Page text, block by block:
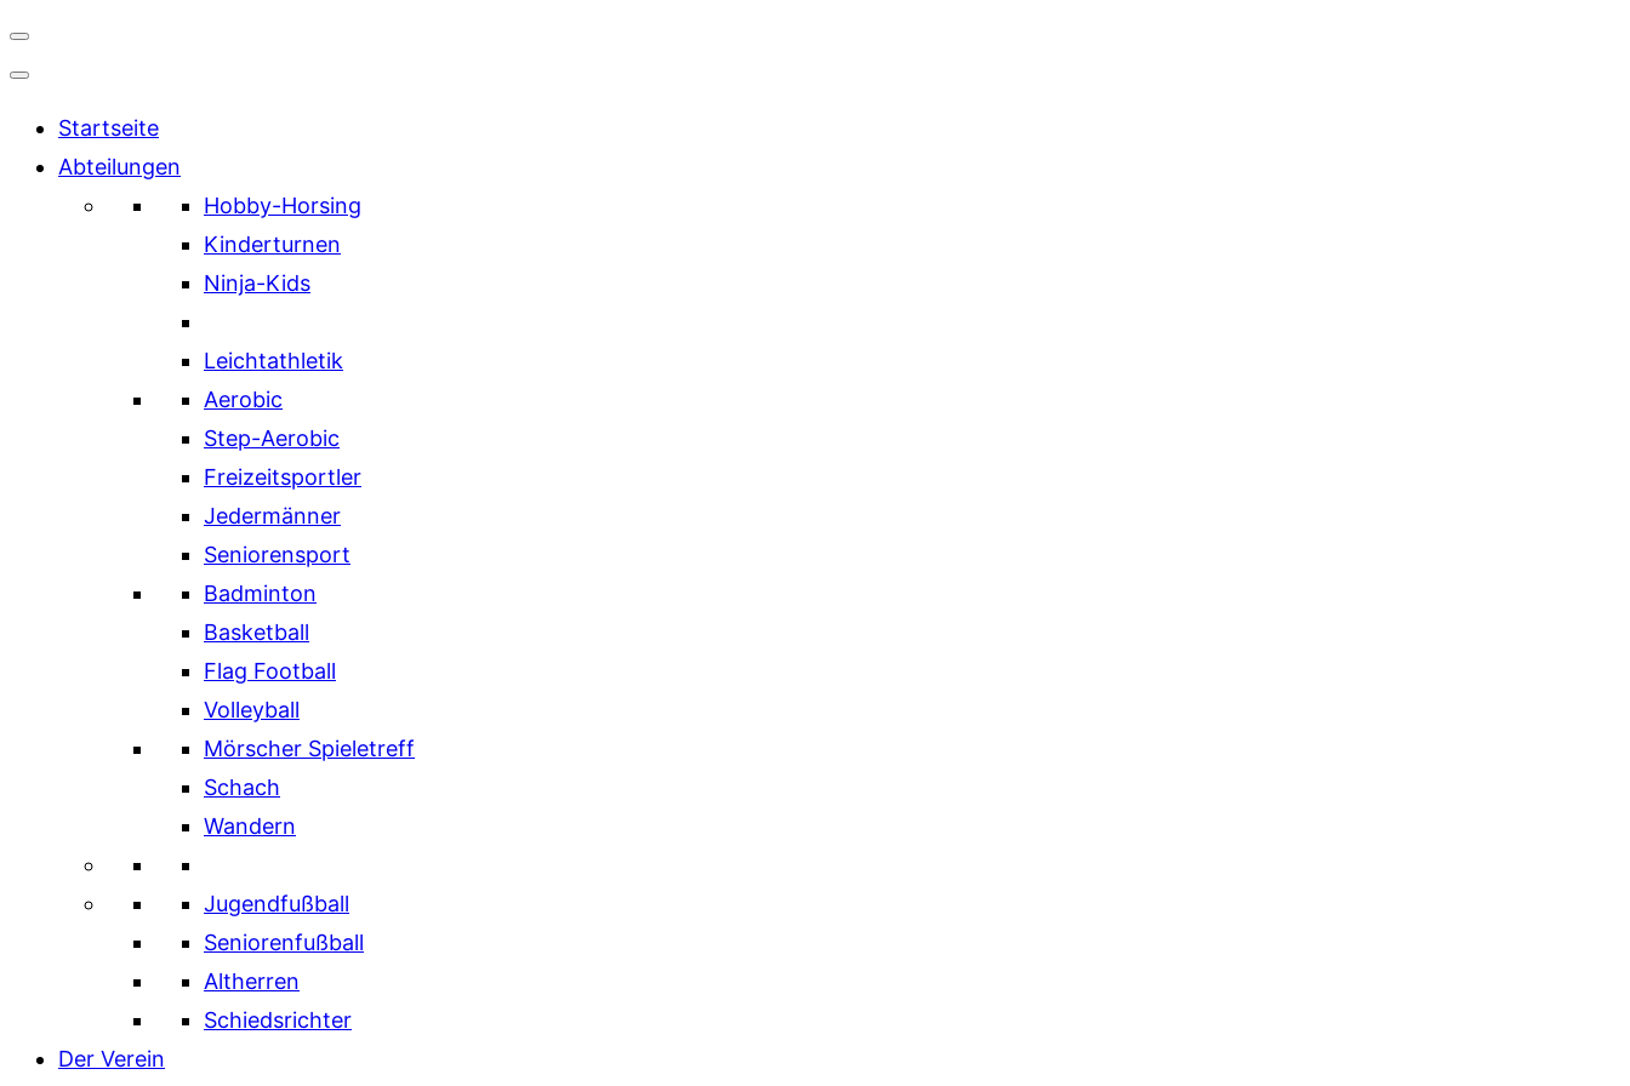
Startseite
Abteilungen
Hobby-Horsing
Kinderturnen
Ninja-Kids
Leichtathletik
Aerobic
Step-Aerobic
Freizeitsportler
Jedermänner
Seniorensport
Badminton
Basketball
Flag Football
Volleyball
Mörscher Spieletreff
Schach
Wandern
Jugendfußball
Seniorenfußball
Altherren
Schiedsrichter
Der Verein